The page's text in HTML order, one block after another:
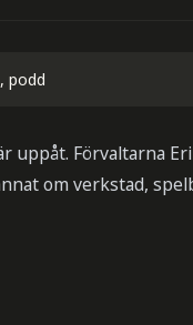
podd
uppåt. Förvaltarna
om verkstad,